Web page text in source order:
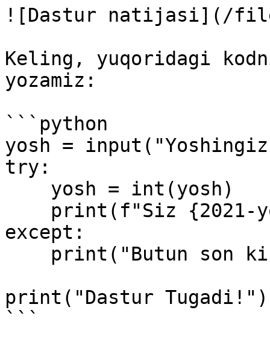
![Dastur natijasi](/
Keling, yuqoridagi
yozamiz:
```python
yosh =
try:
except:
print("Dastur Tugadi!")
```